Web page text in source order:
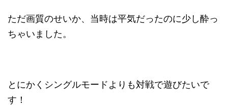
ただ画質のせいか、当時は平気だったのに少し酔っ
ちゃいました。
とにかくシングルモードよりも対戦で遊びたいで
す！